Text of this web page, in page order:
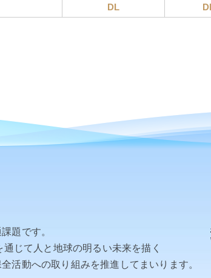
DL
題です。
じて人と地球の明るい未来を描く
活動への取り組みを推進してまいります。